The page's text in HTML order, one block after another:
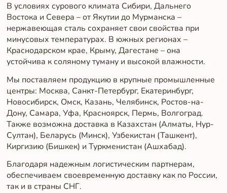
В условиях сурового климата Сибири, Дальнего
Востока и Севера – от Якутии до Мурманска –
нержавеющая сталь сохраняет свои свойства при
минусовых температурах. В южных регионах –
Краснодарском крае, Крыму, Дагестане – она
устойчива к соляному туману и высокой влажности.
Мы поставляем продукцию в крупные промышленные
центры: Москва, Санкт-Петербург, Екатеринбург,
Новосибирск, Омск, Казань, Челябинск, Ростов-на-
Дону, Самара, Уфа, Красноярск, Пермь, Волгоград.
Также возможна доставка в Казахстан (Алматы, Нур-
Султан), Беларусь (Минск), Узбекистан (Ташкент),
Киргизию (Бишкек) и Туркменистан (Ашхабад).
Благодаря надежным логистическим партнерам,
обеспечиваем своевременную доставку как по России,
так и в страны СНГ.